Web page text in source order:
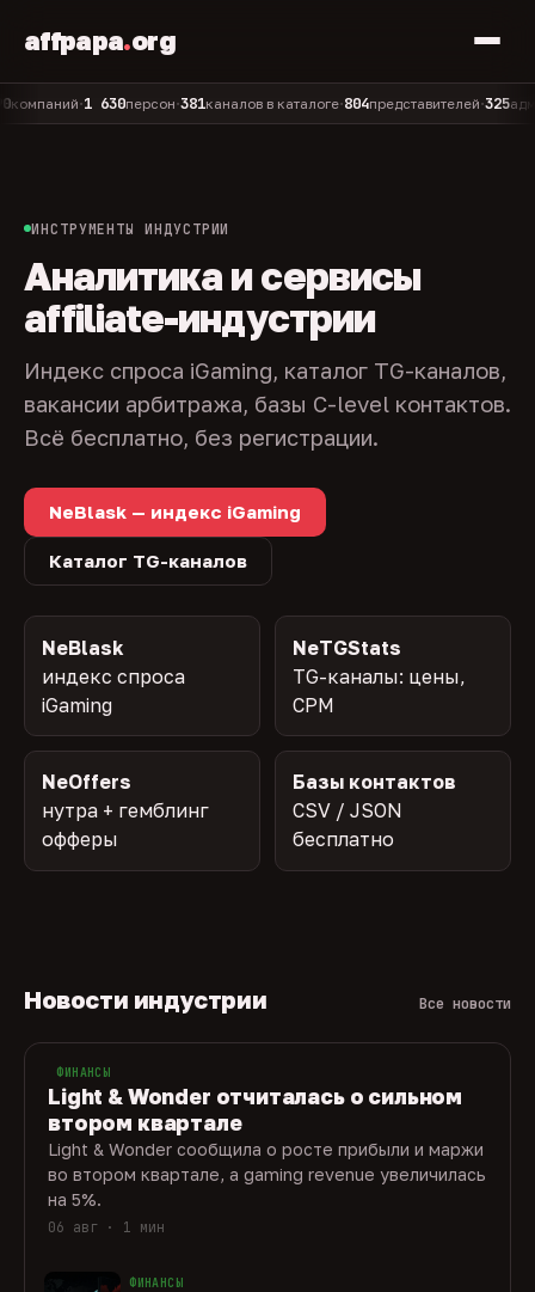
affpapa.org
•1 630персон•381каналов в каталоге•804представителей•325админов
ИНСТРУМЕНТЫ ИНДУСТРИИ
Аналитика и сервисы
affiliate-индустрии
Индекс спроса iGaming, каталог TG-каналов,
вакансии арбитража, базы C-level контактов.
Всё бесплатно, без регистрации.
NeBlask — индекс iGaming
Каталог TG-каналов
NeBlask
индекс спроса
iGaming
NeTGStats
TG-каналы: цены,
CPM
NeOffers
нутра + гемблинг
офферы
Базы контактов
CSV / JSON
бесплатно
Новости индустрии Все новости
ФИНАНСЫ
Light & Wonder отчиталась о сильном
втором квартале
Light & Wonder сообщила о росте прибыли и маржи
во втором квартале, а gaming revenue увеличилась
на 5%.
06 авг · 1 мин
ФИНАНСЫ